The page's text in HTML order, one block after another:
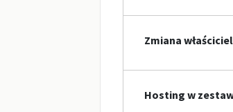
Zmiana
Hosting w